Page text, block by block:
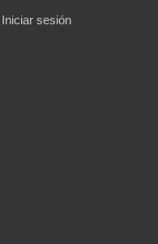
Iniciar sesión